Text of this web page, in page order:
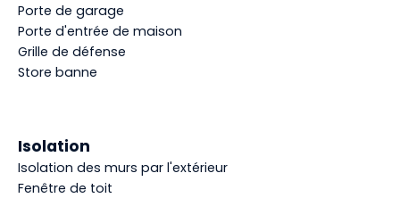
Porte de garage
Porte d'entrée de maison
Grille de défense
Store banne
Isolation
Isolation des murs par l'extérieur
Fenêtre de toit